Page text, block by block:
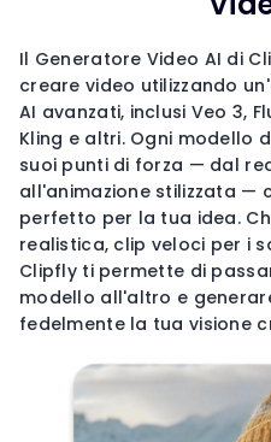
Il Generatore Video AI di
creare video utilizzando
AI avanzati, inclusi Veo 3,
Kling e altri. Ogni modello
suoi punti di forza — dal
all'animazione stilizzata —
perfetto per la tua idea.
realistica, clip veloci per i
Clipfly ti permette di
modello all'altro e
fedelmente la tua visione